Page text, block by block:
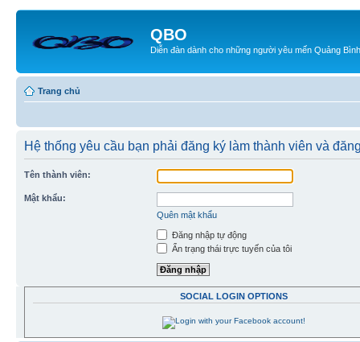
QBO
Diễn đàn dành cho những người yêu mến Quảng Bình
Trang chủ
Hệ thống yêu cầu bạn phải đăng ký làm thành viên và
Tên thành viên:
Mật khẩu:
Quên mật khẩu
Đăng nhập tự động
Ẩn trạng thái trực tuyến của tôi
SOCIAL LOGIN OPTIONS